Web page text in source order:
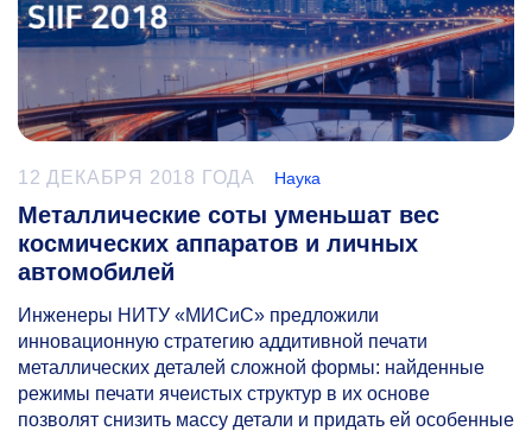
12 ДЕКАБРЯ 2018 ГОДА Наука
Металлические соты уменьшат вес
космических аппаратов и личных
автомобилей
Инженеры НИТУ «МИСиС» предложили
инновационную стратегию аддитивной печати
металлических деталей сложной формы: найденные
режимы печати ячеистых структур в их основе
позволят снизить массу детали и придать ей особенные